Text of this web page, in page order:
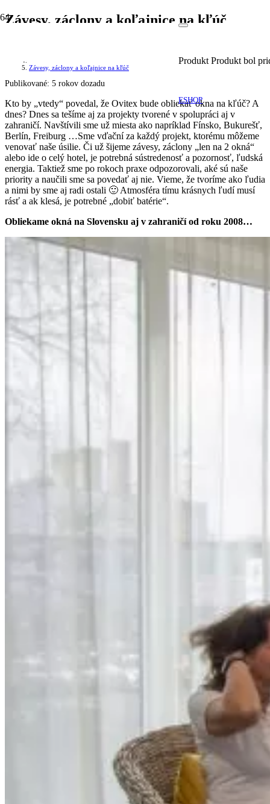
ProduktProduktbol
ESHOP
Závesy, záclony a koľajnice na kľúč
Závesy, záclony a koľajnice na kľúč
Publikované: 5 rokov dozadu
Kto by „vtedy“ povedal, že Ovitex bude obliekať okna na kľúč? A
dnes? Dnes sa tešíme aj za projekty tvorené v spolupráci aj v
zahraničí. Navštívili sme už miesta ako napríklad Fínsko, Bukurešť,
Berlín, Freiburg …Sme vďační za každý projekt, ktorému môžeme
venovať naše úsilie. Či už šijeme závesy, záclony „len na 2 okná“
alebo ide o celý hotel, je potrebná sústredenosť a pozornosť, ľudská
energia. Taktiež sme po rokoch praxe odpozorovali, aké sú naše
priority a naučili sme sa povedať aj nie. Vieme, že tvoríme ako ľudia
a nimi by sme aj radi ostali 🙂 Atmosféra tímu krásnych ľudí musí
rásť a ak klesá, je potrebné „dobiť batérie“.
Obliekame okná na Slovensku aj v zahraničí od roku 2008…